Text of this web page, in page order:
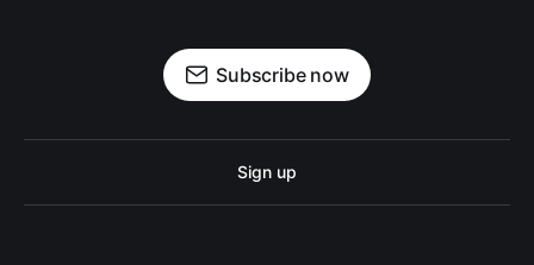
Subscribe now
Sign up